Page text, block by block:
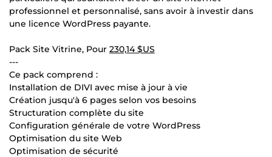
professionnel et personnalisé, sans avoir à investir dans
une licence WordPress payante.
Pack Site Vitrine, Pour 230,14 $US
---
Ce pack comprend :
Installation de DIVI avec mise à jour à vie
Création jusqu'à 6 pages selon vos besoins
Structuration complète du site
Configuration générale de votre WordPress
Optimisation du site Web
Optimisation de sécurité